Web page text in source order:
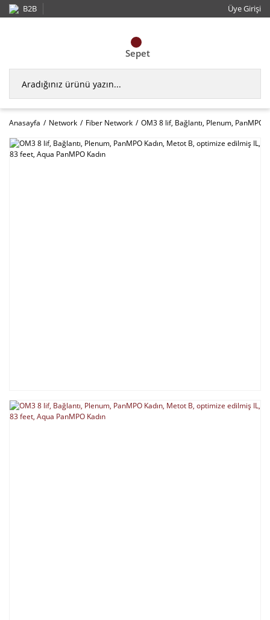
B2B Üye Girişi
Sepet
Anasayfa Network Fiber Network OM3 8 lif, Bağlantı, Plenum, PanMPO